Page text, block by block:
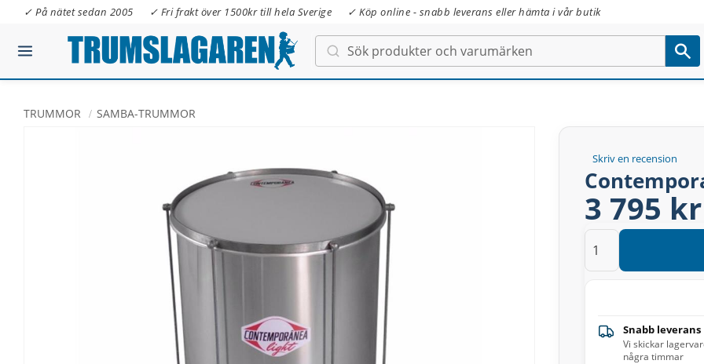
✓ På nätet sedan 2005 ✓ Fri frakt över 1500kr till hela Sverige ✓ Köp online - snabb leverans eller hämta i vår butik
TRUMMOR SAMBA-TRUMMOR
Skriv en recension
3 795 kr
Snabb leverans
Vi skickar
några timmar